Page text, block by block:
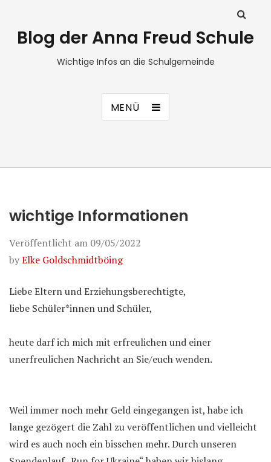
Blog der Anna Freud Schule
Wichtige Infos an die Schulgemeinde
MENÜ
wichtige Informationen
Veröffentlicht am 09/05/2022
byElke Goldschmidtböing
Liebe Eltern und Erziehungsberechtigte,
liebe Schüler*innen und Schüler,
heute darf ich mich mit erfreulichen und einer
unerfreulichen Nachricht an Sie/euch wenden.
Weil immer noch mehr Geld eingegangen ist, habe ich
lange gezögert die Zahl zu veröffentlichen und vielleicht
wird es auch noch ein bisschen mehr. Durch unseren